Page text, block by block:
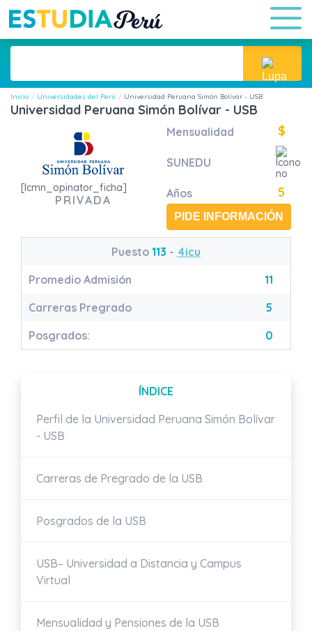
Inicio Universidades del Perú Universidad Peruana Simón Bolívar - USB
Universidad Peruana Simón Bolívar - USB
[lcmn_opinator_ficha]
PRIVADA
Mensualidad $
SUNEDU
Años 5
PIDE INFORMACIÓN
Puesto 113 - 4icu
Promedio Admisión
11
Carreras Pregrado
5
Posgrados:
0
ÍNDICE
Perfil de la Universidad Peruana Simón Bolívar
- USB
Carreras de Pregrado de la USB
Posgrados de la USB
USB– Universidad a Distancia y Campus
Virtual
Mensualidad y Pensiones de la USB